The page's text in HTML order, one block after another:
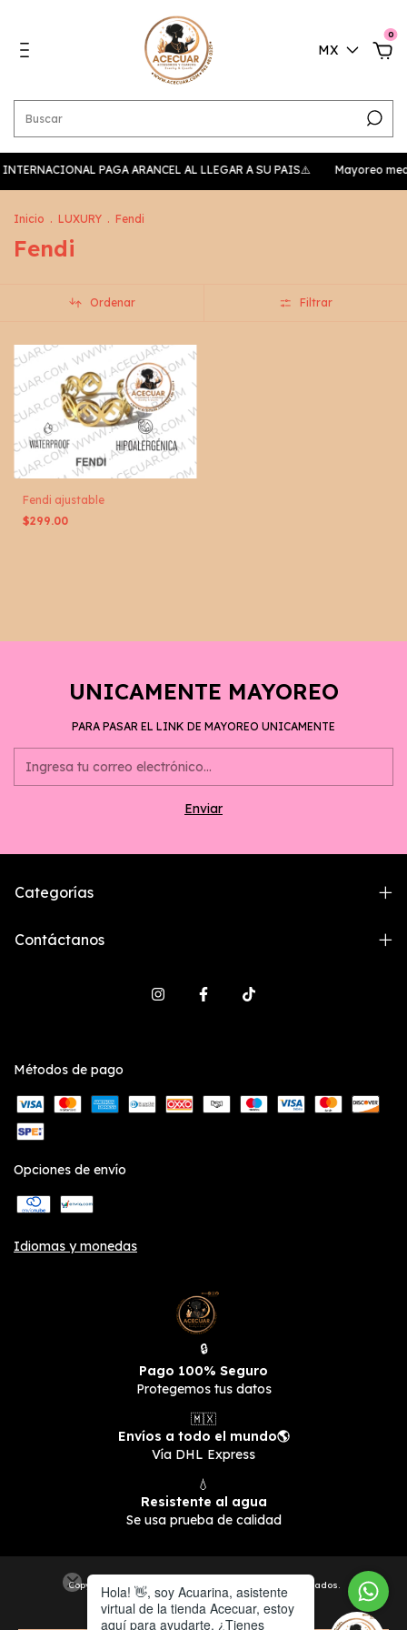
MX
0
PAGA ARANCEL AL LLEGAR A SU PAIS⚠️ Mayoreo
Inicio . LUXURY . Fendi
Fendi
Ordenar Filtrar
Fendi ajustable
$299.00
UNICAMENTE MAYOREO
PARA PASAR EL LINK DE MAYOREO UNICAMENTE
Categorías
Contáctanos
Métodos de pago
Opciones de envío
Idiomas y monedas
🔒
Pago 100% Seguro
Protegemos tus datos
🇲🇽
Envíos a todo el mundo🌎
Vía DHL Express
💧
Resistente al agua
Se usa prueba de calidad
Copyright ACECUAR - 2026. Todos los derechos reservados.